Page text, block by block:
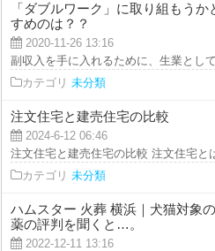
「ダブルワーク」に取り組もう
すめのは？？
2020-11-26 13:16
副収入を手に入れるために、生業とし
カテゴリ 未分類
注文住宅と建売住宅の比較
2024-6-12 06:46
注文住宅と建売住宅の比較 注文住宅
カテゴリ 未分類
ハムスター 火葬 横浜｜犬猫対象
薬の評判を聞くと…。
2022-12-11 13:16